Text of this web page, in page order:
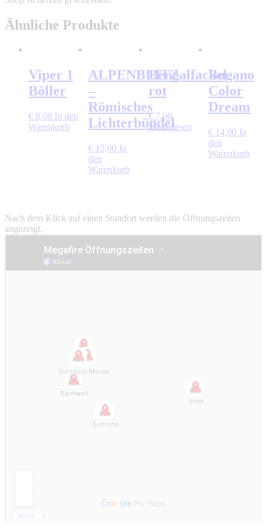
Ähnliche Produkte
Viper 1
Böller
€ 8,00 In den
Warenkorb
ALPENBLITZ
–
Römisches
Lichterbündel
€ 15,00 In
den
Warenkorb
Bengalfackel
rot
€7,00
Weiterlesen
Bugano
Color
Dream
€14,00 In
den
Warenkorb
Nach dem Klick auf einen Standort werden die Öffnungszeiten
angezeigt.